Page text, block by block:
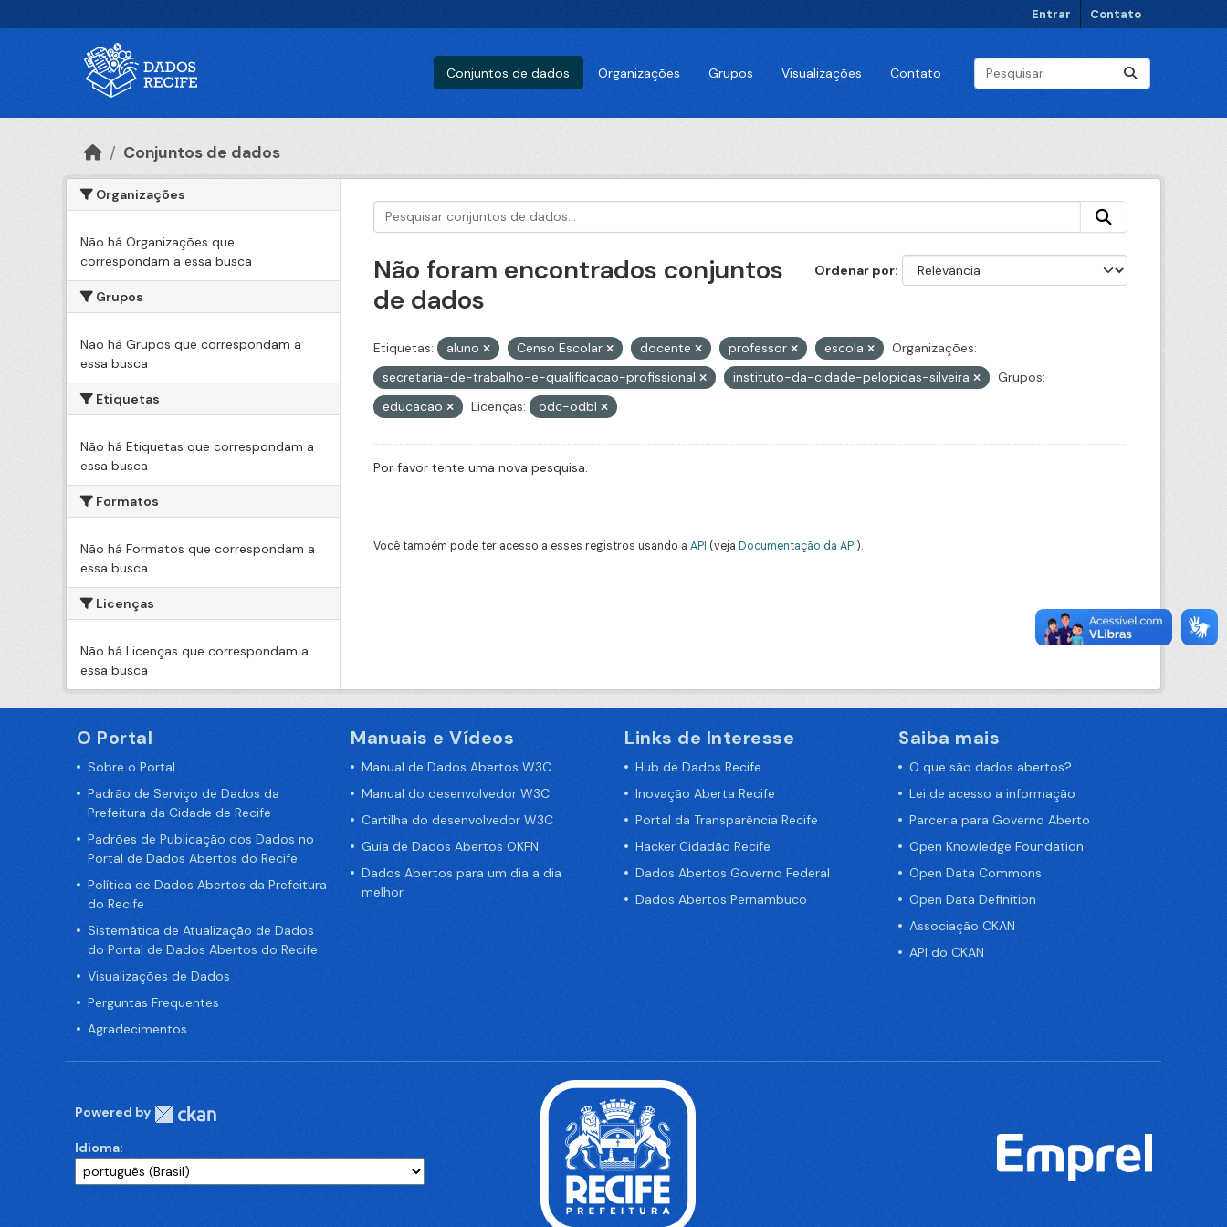
Entrar Contato
Conjuntos de dados Organizações Grupos Visualizações Contato
Conjuntos de dados
Organizações
Não há Organizações que
correspondam a essa busca
Grupos
Não há Grupos que correspondam a
essa busca
Etiquetas
Não há Etiquetas que correspondam a
essa busca
Formatos
Não há Formatos que correspondam a
essa busca
Licenças
Não há Licenças que correspondam a
essa busca
Ordenar por
Não foram encontrados conjuntos
de dados
Etiquetas: aluno Censo Escolar docente professor escola
Organizações:
secretaria-de-trabalho-e-qualificacao-profissional
instituto-da-cidade-pelopidas-silveira
Grupos:
educacao
Licenças: odc-odbl
Por favor tente uma nova pesquisa.
Você também pode ter acesso a esses registros usando a API (veja Documentação da API).
O Portal
Sobre o Portal
Padrão de Serviço de Dados da
Prefeitura da Cidade de Recife
Padrões de Publicação dos Dados no
Portal de Dados Abertos do Recife
Política de Dados Abertos da Prefeitura
do Recife
Sistemática de Atualização de Dados
do Portal de Dados Abertos do Recife
Visualizações de Dados
Perguntas Frequentes
Agradecimentos
Manuais e Vídeos
Manual de Dados Abertos W3C
Manual do desenvolvedor W3C
Cartilha do desenvolvedor W3C
Guia de Dados Abertos OKFN
Dados Abertos para um dia a dia
melhor
Links de Interesse
Hub de Dados Recife
Inovação Aberta Recife
Portal da Transparência Recife
Hacker Cidadão Recife
Dados Abertos Governo Federal
Dados Abertos Pernambuco
Saiba mais
O que são dados abertos?
Lei de acesso a informação
Parceria para Governo Aberto
Open Knowledge Foundation
Open Data Commons
Open Data Definition
Associação CKAN
API do CKAN
Powered by
Idioma